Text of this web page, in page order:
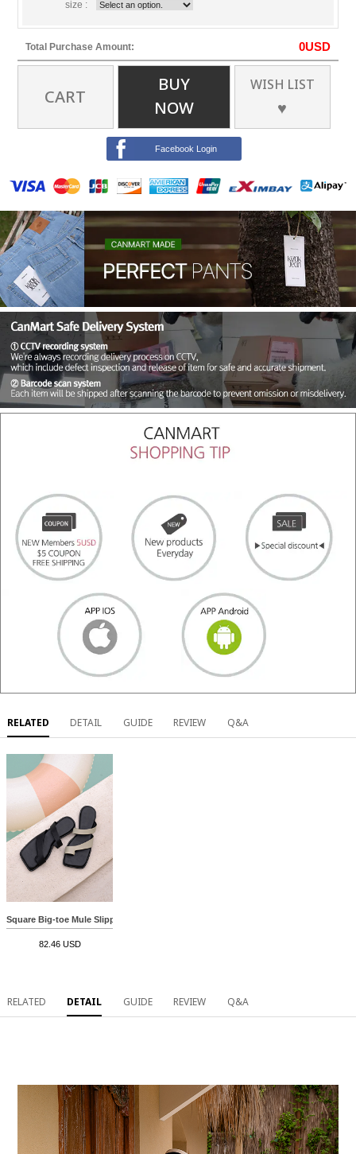
size :
Total Purchase Amount: 0USD
CART
BUY
NOW
WISH LIST
♥
Facebook Login
RELATED DETAIL GUIDE REVIEW Q&A
Square Big-toe Mule Slippers
82.46 USD
RELATED DETAIL GUIDE REVIEW Q&A